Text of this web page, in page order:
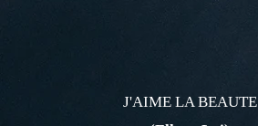
J'AIME LA BEAUTE